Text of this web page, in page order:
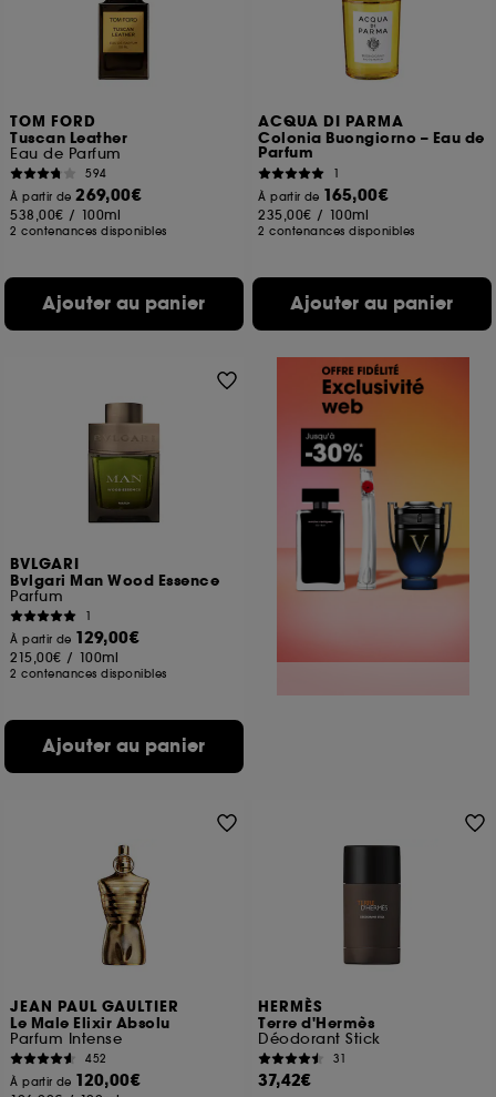
TOM FORD
Tuscan Leather
Eau de Parfum
594
À partir de269,00€
538,00€ / 100ml
2 contenances disponibles
Ajouter au panier
ACQUA DI PARMA
Colonia Buongiorno – Eau de
Parfum
1
À partir de 165,00€
235,00€ / 100ml
2 contenances disponibles
Ajouter au panier
BVLGARI
Bvlgari Man Wood Essence
Parfum
1
À partir de 129,00€
215,00€ / 100ml
2 contenances disponibles
Ajouter au panier
JEAN PAUL GAULTIER
Le Male Elixir Absolu
Parfum Intense
452
À partir de 120,00€
HERMÈS
Terre d'Hermès
Déodorant Stick
31
37,42€